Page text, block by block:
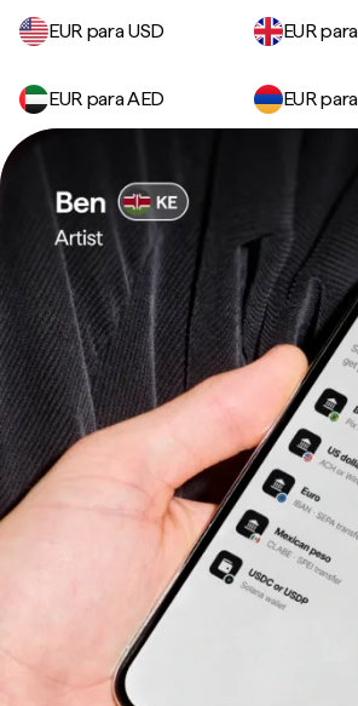
EUR para USD
EUR
EUR para AED EUR